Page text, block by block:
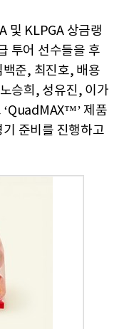
및 KLPGA 상금랭
투어 선수들을 후
준, 최진호, 배용
승희, 성유진, 이가
‘QuadMAX™’ 제품
준비를 진행하고